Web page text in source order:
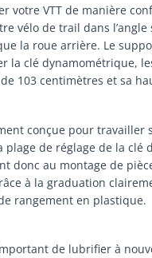
votre VTT de manière
vélo de trail dans
la roue arrière. Le
la clé dynamométrique,
103 centimètres et sa
conçue pour travailler
de réglage de la clé
donc au montage de
à la graduation
rangement en plastique.
de lubrifier à